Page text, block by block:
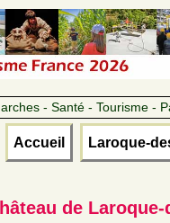
- Santé - Tourisme -
Accueil Laroque-
de